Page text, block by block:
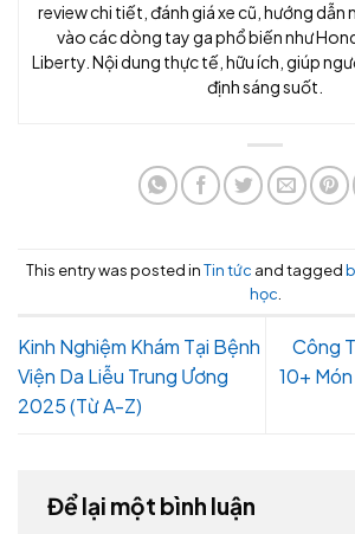
review chi tiết, đánh giá xe cũ, hướng dẫn
vào các dòng tay ga phổ biến như
Liberty. Nội dung thực tế, hữu ích, giúp
định sáng suốt.
This entry was posted inTin tức and tagged
học
Kinh Nghiệm Khám Tại Bệnh
Viện Da Liễu Trung Ương
2025 (Từ A-Z)
Công
10+
Để lại một bình luận